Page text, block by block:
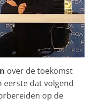
over de toekomst
eerste dat volgend
op de